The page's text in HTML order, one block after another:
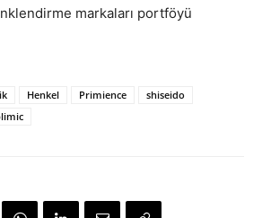
markaları portföyü
Henkel Primience
shiseido